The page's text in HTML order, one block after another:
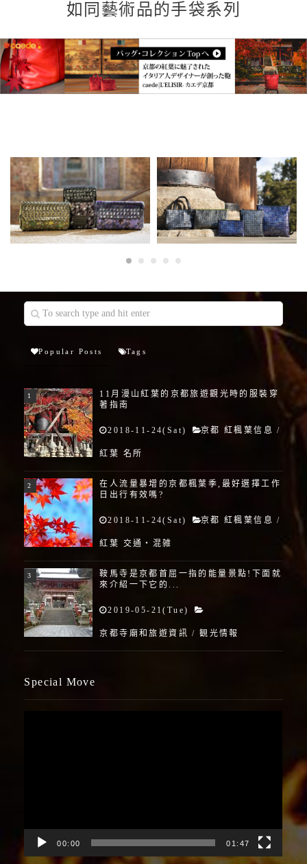
如同藝術品的手袋系列
Popular Posts Tags
11月漫山紅葉的京都旅遊觀光時的服裝穿
著指南
2018-11-24(Sat) 京都 紅楓葉信息 /
紅葉 名所
在人流量暴增的京都楓葉季,最好選擇工作
日出行有效嗎?
2018-11-24(Sat) 京都 紅楓葉信息 /
紅葉 交通・混雑
鞍馬寺是京都首屈一指的能量景點!下面就
來介紹一下它的...
2019-05-21(Tue)
京都寺廟和旅遊資訊 /観光情報
Special Move
00:00 01:47